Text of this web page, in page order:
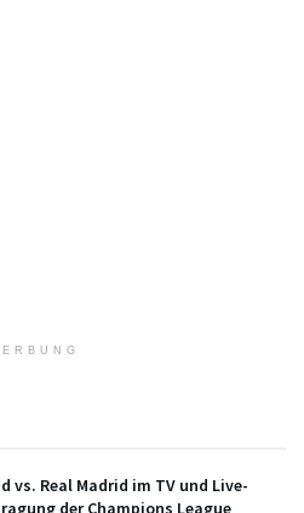
vs. Real Madrid im TV und Live-
der Champions League